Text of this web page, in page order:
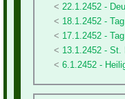
22.1.2452 -
18.1.2452 -
17.1.2452 -
13.1.2452 - St.
6.1.2452 -